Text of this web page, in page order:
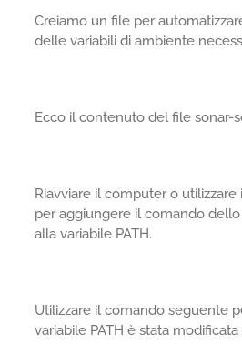
Creiamo un file per
delle variabili di ambiente
Ecco il contenuto del file sonar-
Riavviare il computer o
per aggiungere il comando
alla variabile PATH.
Utilizzare il comando seguente
variabile PATH è stata